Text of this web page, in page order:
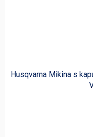
Husqvarna Mikina s